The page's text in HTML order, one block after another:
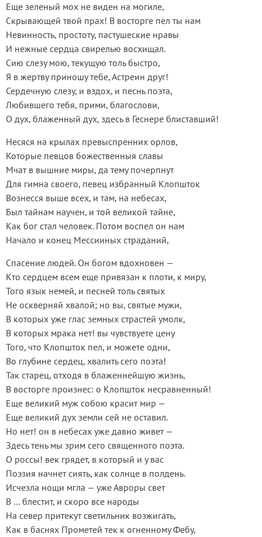
Еще зеленый мох не виден на могиле,
Скрывающей твой прах! В восторге пел ты нам
Невинность, простоту, пастушеские нравы
И нежные сердца свирелью восхищал.
Сию слезу мою, текущую толь быстро,
Я в жертву приношу тебе, Астреин друг!
Сердечную слезу, и вздох, и песнь поэта,
Любившего тебя, прими, благослови,
О дух, блаженный дух, здесь в Геснере блиставший!
Несяся на крылах превыспренних орлов,
Которые певцов божественныя славы
Мчат в вышние миры, да тему почерпнут
Для гимна своего, певец избранный Клопшток
Вознесся выше всех, и там, на небесах,
Был тайнам научен, и той великой тайне,
Как бог стал человек. Потом воспел он нам
Начало и конец Мессииных страданий,
Спасение людей. Он богом вдохновен —
Кто сердцем всем еще привязан к плоти, к миру,
Того язык немей, и песней толь святых
Не оскверняй хвалой; но вы, святые мужи,
В которых уже глас земных страстей умолк,
В которых мрака нет! вы чувствуете цену
Того, что Клопшток пел, и можете одни,
Во глубине сердец, хвалить сего поэта!
Так старец, отходя в блаженнейшую жизнь,
В восторге произнес: о Клопшток несравненный!
Еще великий муж собою красит мир —
Еще великий дух земли сей не оставил.
Но нет! он в небесах уже давно живет —
Здесь тень мы зрим сего священного поэта.
О россы! век грядет, в который и у вас
Поэзия начнет сиять, как солнце в полдень.
Исчезла нощи мгла — уже Авроры свет
В … блестит, и скоро все народы
На север притекут светильник возжигать,
Как в баснях Прометей тек к огненному Фебу,